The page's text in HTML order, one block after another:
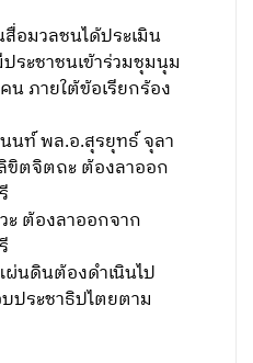
มวลชนได้ประเมิน
ระชาชนเข้าร่วมชุมนุม
ภายใต้ข้อเรียกร้อง
นท์ พล.อ.สุรยุทธ์ จุลา
ตจิตถะ ต้องลาออก
ะ ต้องลาออกจาก
ผ่นดินต้องดำเนินไป
ประชาธิปไตยตาม